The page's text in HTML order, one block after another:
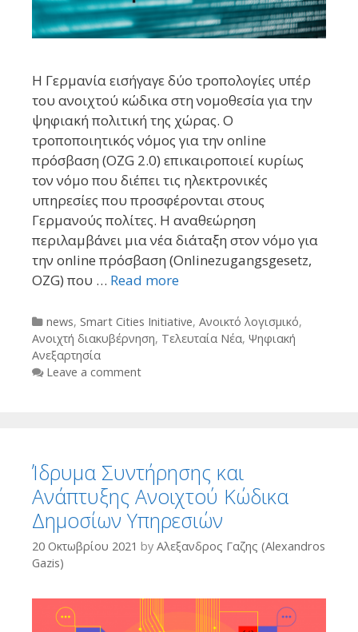
Η Γερμανία εισήγαγε δύο τροπολογίες υπέρ
του ανοιχτού κώδικα στη νομοθεσία για την
ψηφιακή πολιτική της χώρας. Ο
τροποποιητικός νόμος για την online
πρόσβαση (OZG 2.0) επικαιροποιεί κυρίως
τον νόμο που διέπει τις ηλεκτρονικές
υπηρεσίες που προσφέρονται στους
Γερμανούς πολίτες. Η αναθεώρηση
περιλαμβάνει μια νέα διάταξη στον νόμο για
την οnline πρόσβαση (Onlinezugangsgesetz,
OZG) που … Read more
Categories
news, Smart Cities Initiative, Ανοικτό λογισμικό,
Ανοιχτή διακυβέρνηση, Τελευταία Νέα, Ψηφιακή
Ανεξαρτησία
Leave a comment
Ίδρυμα Συντήρησης και
Ανάπτυξης Ανοιχτού Κώδικα
Δημοσίων Υπηρεσιών
20 Οκτωβρίου 2021 by Αλεξανδρος Γαζης (Alexandros
Gazis)